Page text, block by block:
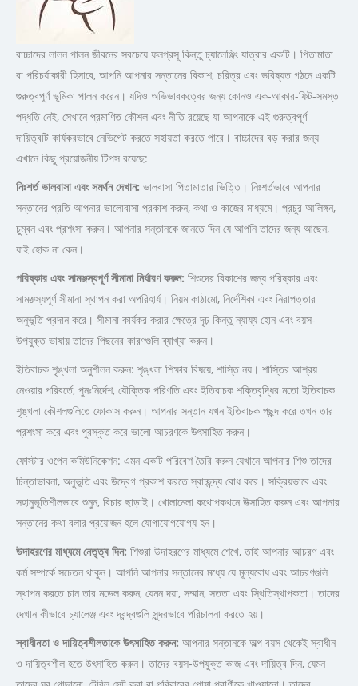
বাচ্চাদের লালন পালন জীবনের সবচেয়ে ফলপ্রসূ কিন্তু চ্যালেঞ্জিং যাত্রার একটি। পিতামাতা
বা পরিচর্যাকারী হিসাবে, আপনি আপনার সন্তানের বিকাশ, চরিত্র এবং ভবিষ্যত গঠনে একটি
গুরুত্বপূর্ণ ভূমিকা পালন করেন। যদিও অভিভাবকত্বের জন্য কোনও এক-আকার-ফিট-সমস্ত
পদ্ধতি নেই, সেখানে প্রমাণিত কৌশল এবং নীতি রয়েছে যা আপনাকে এই গুরুত্বপূর্ণ
দায়িত্বটি কার্যকরভাবে নেভিগেট করতে সহায়তা করতে পারে। বাচ্চাদের বড় করার জন্য
এখানে কিছু প্রয়োজনীয় টিপস রয়েছে:
নিঃশর্তভালবাসাএবংসমর্থনদেখান: ভালবাসা পিতামাতার ভিত্তি। নিঃশর্তভাবে আপনার
সন্তানের প্রতি আপনার ভালোবাসা প্রকাশ করুন, কথা ও কাজের মাধ্যমে। প্রচুর আলিঙ্গন,
চুম্বন এবং প্রশংসা করুন। আপনার সন্তানকে জানতে দিন যে আপনি তাদের জন্য আছেন,
যাই হোক না কেন।
পরিষ্কার এবংসামঞ্জস্যপূর্ণসীমানানির্ধারণকরুন: শিশুদের বিকাশের জন্য পরিষ্কার এবং
সামঞ্জস্যপূর্ণ সীমানা স্থাপন করা অপরিহার্য। নিয়ম কাঠামো, নির্দেশিকা এবং নিরাপত্তার
অনুভূতি প্রদান করে। সীমানা কার্যকর করার ক্ষেত্রে দৃঢ় কিন্তু ন্যায্য হোন এবং বয়স-
উপযুক্ত ভাষায় তাদের পিছনের কারণগুলি ব্যাখ্যা করুন।
ইতিবাচক শৃঙ্খলা অনুশীলন করুন: শৃঙ্খলা শিক্ষার বিষয়ে, শাস্তি নয়। শাস্তির আশ্রয়
নেওয়ার পরিবর্তে, পুনঃনির্দেশ, যৌক্তিক পরিণতি এবং ইতিবাচক শক্তিবৃদ্ধির মতো ইতিবাচক
শৃঙ্খলা কৌশলগুলিতে ফোকাস করুন। আপনার সন্তান যখন ইতিবাচক পছন্দ করে তখন তার
প্রশংসা করে এবং পুরস্কৃত করে ভালো আচরণকে উৎসাহিত করুন।
ফোস্টার ওপেন কমিউনিকেশন: এমন একটি পরিবেশ তৈরি করুন যেখানে আপনার শিশু তাদের
চিন্তাভাবনা, অনুভূতি এবং উদ্বেগ প্রকাশ করতে স্বাচ্ছন্দ্য বোধ করে। সক্রিয়ভাবে এবং
সহানুভূতিশীলভাবে শুনুন, বিচার ছাড়াই। খোলামেলা কথোপকথনে উত্সাহিত করুন এবং আপনার
সন্তানের কথা বলার প্রয়োজন হলে যোগাযোগযোগ্য হন।
উদাহরণের মাধ্যমে নেতৃত্ব দিন: শিশুরা উদাহরণের মাধ্যমে শেখে, তাই আপনার আচরণ এবং
কর্ম সম্পর্কে সচেতন থাকুন। আপনি আপনার সন্তানের মধ্যে যে মূল্যবোধ এবং আচরণগুলি
স্থাপন করতে চান তার মডেল করুন, যেমন দয়া, সম্মান, সততা এবং স্থিতিস্থাপকতা। তাদের
দেখান কীভাবে চ্যালেঞ্জ এবং দ্বন্দ্বগুলি সুন্দরভাবে পরিচালনা করতে হয়।
স্বাধীনতাওদায়িত্বশীলতাকেউৎসাহিতকরুন: আপনার সন্তানকে অল্প বয়স থেকেই স্বাধীন
ও দায়িত্বশীল হতে উৎসাহিত করুন। তাদের বয়স-উপযুক্ত কাজ এবং দায়িত্ব দিন, যেমন